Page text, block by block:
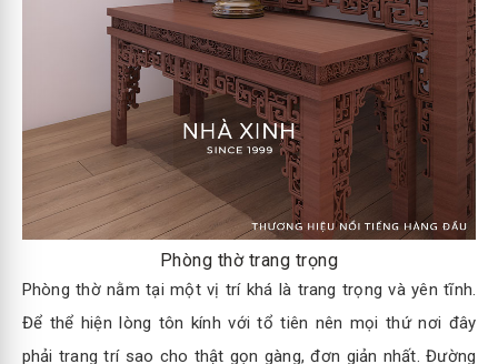
Phòng thờ trang trọng
Phòng thờ nằm tại một vị trí khá là trang trọng và yên tĩnh.
Để thể hiện lòng tôn kính với tổ tiên nên mọi thứ nơi đây
phải trang trí sao cho thật gọn gàng, đơn giản nhất. Đường